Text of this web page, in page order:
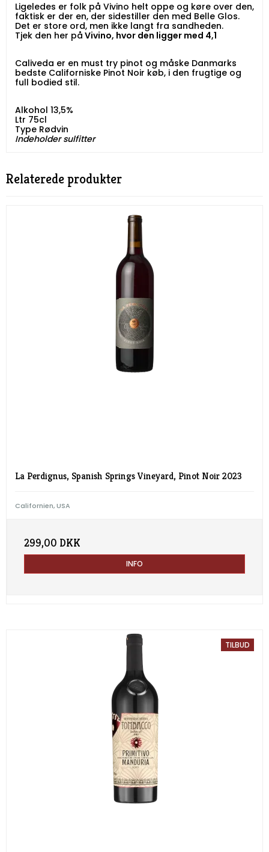
Ligeledes er folk på Vivino helt oppe og køre over den,
faktisk er der en, der sidestiller den med Belle Glos.
Det er store ord, men ikke langt fra sandheden.
Tjek den her på Vivino, hvor den ligger med 4,1
Caliveda er en must try pinot og måske Danmarks
bedste Californiske Pinot Noir køb, i den frugtige og
full bodied stil.
Alkohol 13,5%
Ltr 75cl
Type Rødvin
Indeholder sulfitter
Relaterede produkter
La Perdignus, Spanish Springs Vineyard, Pinot Noir 2023
Californien, USA
299,00 DKK
INFO
TILBUD